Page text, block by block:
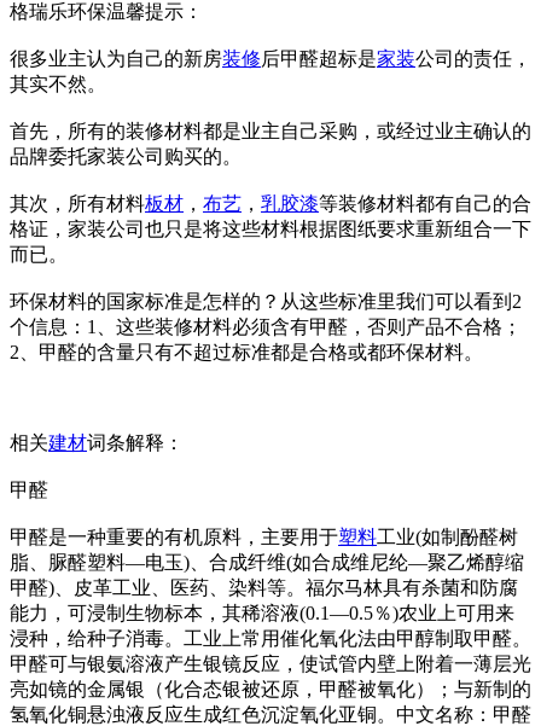
格瑞乐环保温馨提示：
很多业主认为自己的新房装修后甲醛超标是家装公司的责任，
其实不然。
首先，所有的装修材料都是业主自己采购，或经过业主确认的
品牌委托家装公司购买的。
其次，所有材料板材 ， 布艺 ， 乳胶漆等装修材料都有自己的合
格证，家装公司也只是将这些材料根据图纸要求重新组合一下
而已。
环保材料的国家标准是怎样的？从这些标准里我们可以看到2
个信息：1、这些装修材料必须含有甲醛，否则产品不合格；
2、甲醛的含量只有不超过标准都是合格或都环保材料。
相关建材词条解释：
甲醛
甲醛是一种重要的有机原料，主要用于塑料工业(如制酚醛树
脂、脲醛塑料—电玉)、合成纤维(如合成维尼纶—聚乙烯醇缩
甲醛)、皮革工业、医药、染料等。福尔马林具有杀菌和防腐
能力，可浸制生物标本，其稀溶液(0.1—0.5％)农业上可用来
浸种，给种子消毒。工业上常用催化氧化法由甲醇制取甲醛。
甲醛可与银氨溶液产生银镜反应，使试管内壁上附着一薄层光
亮如镜的金属银（化合态银被还原，甲醛被氧化）；与新制的
氢氧化铜悬浊液反应生成红色沉淀氧化亚铜。中文名称：甲醛